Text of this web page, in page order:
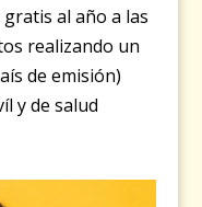
al año a las
realizando un
de emisión)
y de salud